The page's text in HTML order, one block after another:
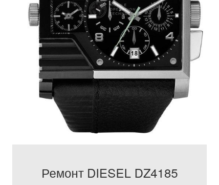
Ремонт DIESEL DZ4185